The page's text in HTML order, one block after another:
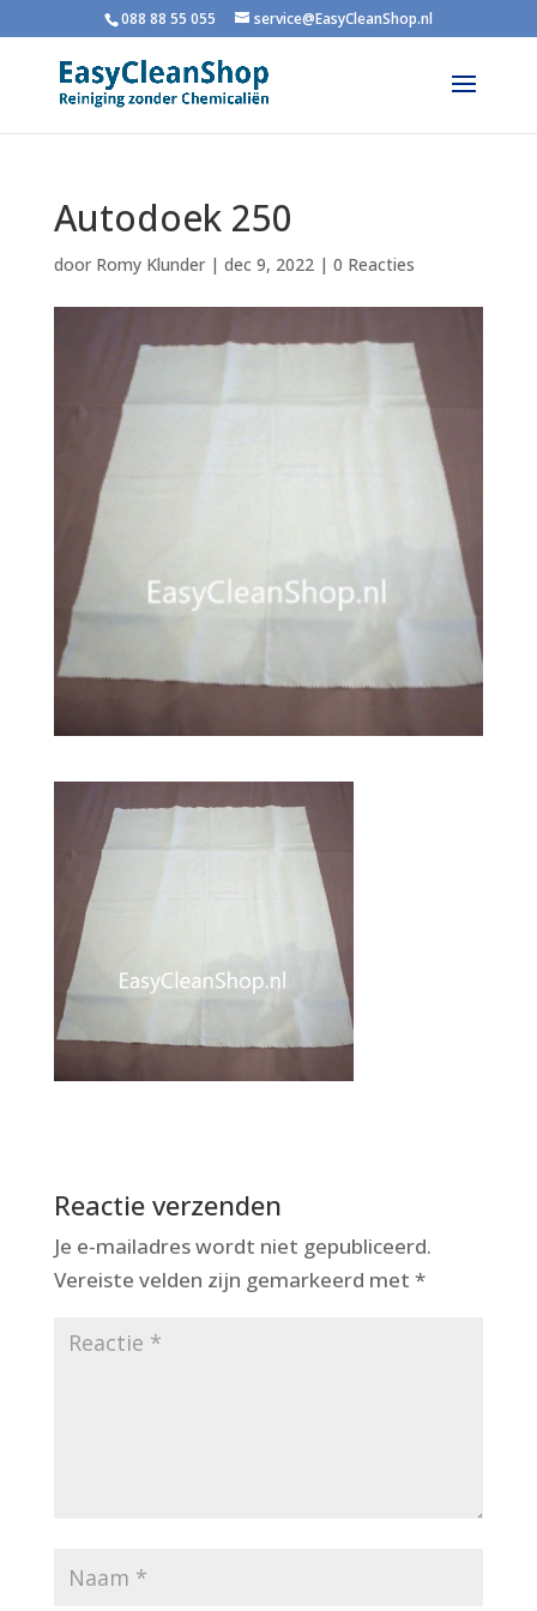
088 88 55 055 service@EasyCleanShop.nl
Autodoek 250
door Romy Klunder| dec 9, 2022| 0 Reacties
Reactie verzenden
Je e-mailadres wordt niet gepubliceerd.
Vereiste velden zijn gemarkeerd met *